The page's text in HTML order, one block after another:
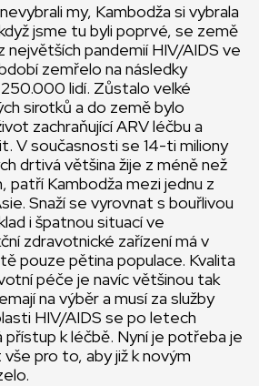
my, Kambodža si vybrala
jsme tu byli poprvé, se země
největších pandemií HIV/AIDS ve
zemřelo na následky
lidí. Zůstalo velké
sirotků a do země bylo
zachraňující ARV léčbu a
V současnosti se 14-ti miliony
drtivá většina žije z méně než
patří Kambodža mezi jednu z
Snaží se vyrovnat s bouřlivou
i špatnou situací ve
zdravotnické zařízení má v
pouze pětina populace. Kvalita
péče je navíc většinou tak
na výběr a musí za služby
HIV/AIDS se po letech
přístup k léčbě. Nyní je potřeba je
pro to, aby již k novým